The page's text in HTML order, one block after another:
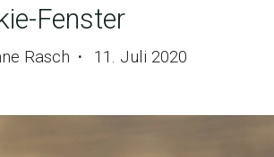
Fenster
Rasch 11. Juli 2020